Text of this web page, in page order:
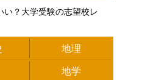
い？大学受験の志望校レ
地理
地学